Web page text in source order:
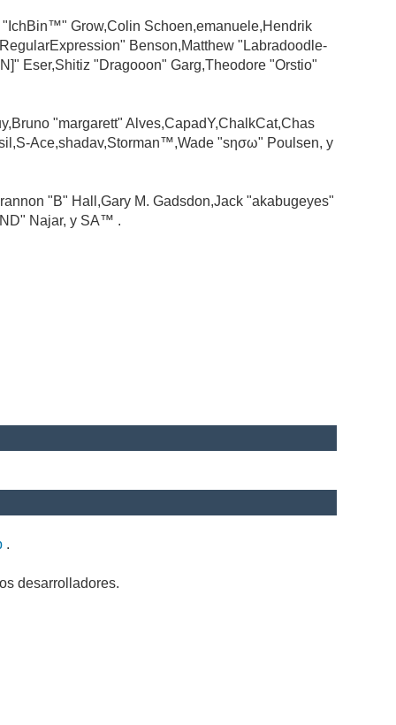
Grow,Colin Schoen,emanuele,Hendrik
Benson,Matthew "Labradoodle-
Eser,Shitiz "Dragooon" Garg,Theodore "Orstio"
"margarett" Alves,CapadY,ChalkCat,Chas
Ace,shadav,Storman™,Wade "sησω" Poulsen, y
"B" Hall,Gary M. Gadsdon,Jack "akabugeyes"
Najar, y SA™ .
.
desarrolladores.